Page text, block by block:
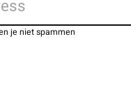
je niet spammen